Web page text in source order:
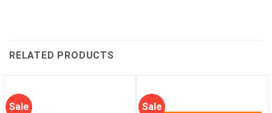
RELATED PRODUCTS
Sale Sale